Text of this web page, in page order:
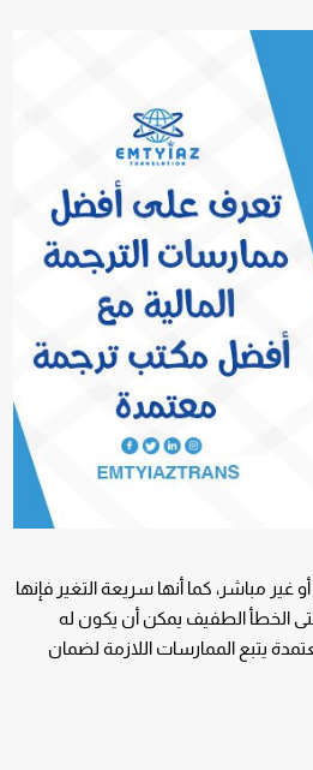
غير مباشر، كما أنها سريعة التغير فإنها
الخطأ الطفيف يمكن أن يكون له
يتبع الممارسات اللازمة لضمان